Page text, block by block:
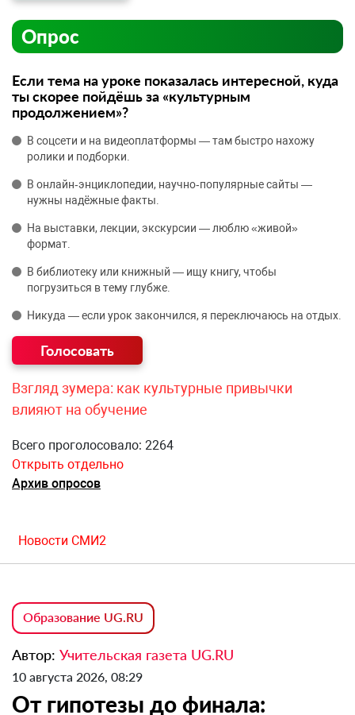
Опрос
Если тема на уроке показалась интересной, куда
ты скорее пойдёшь за «культурным
продолжением»?
В соцсети и на видеоплатформы — там быстро нахожу
ролики и подборки.
В онлайн‑энциклопедии, научно‑популярные сайты —
нужны надёжные факты.
На выставки, лекции, экскурсии — люблю «живой»
формат.
В библиотеку или книжный — ищу книгу, чтобы
погрузиться в тему глубже.
Никуда — если урок закончился, я переключаюсь на отдых.
Взгляд зумера: как культурные привычки
влияют на обучение
Всего проголосовало: 2264
Открыть отдельно
Архив опросов
Новости СМИ2
Образование UG.RU
Автор: Учительская газета UG.RU
10 августа 2026, 08:29
От гипотезы до финала: